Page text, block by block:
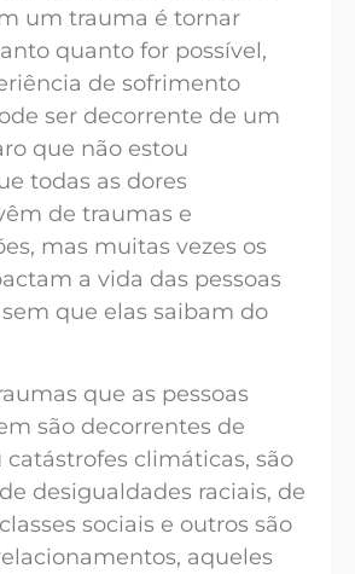
um trauma é tornar
quanto for possível,
de sofrimento
ser decorrente de um
que não estou
todas as dores
de traumas e
mas muitas vezes os
a vida das pessoas
que elas saibam do
que as pessoas
são decorrentes de
catástrofes climáticas, são
desigualdades raciais, de
sociais e outros são
aqueles